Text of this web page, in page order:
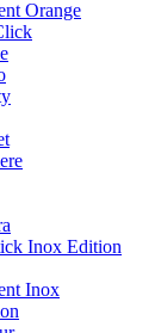
Orange
Inox Edition
Inox